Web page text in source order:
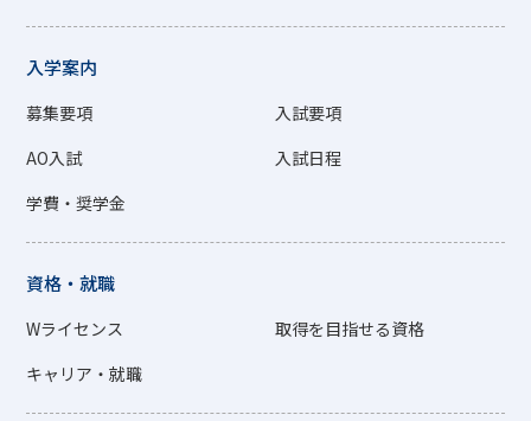
入学案内
募集要項
入試要項
AO入試
入試日程
学費・奨学金
資格・就職
Wライセンス
取得を目指せる資格
キャリア・就職